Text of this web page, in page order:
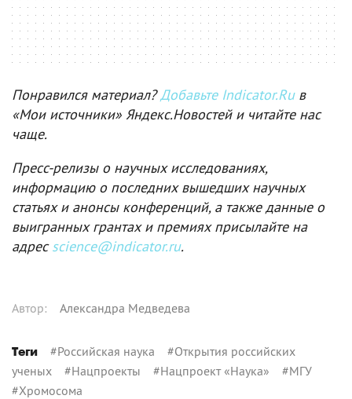
Понравился материал?Добавьте Indicator.Ruв
«Мои источники» Яндекс.Новостей и читайте нас
чаще.
Пресс-релизы о научных исследованиях,
информацию о последних вышедших научных
статьях и анонсы конференций, а также данные о
выигранных грантах и премиях присылайте на
адресscience@indicator.ru.
Автор: Александра Медведева
Теги #Российская наука #Открытия российских
ученых #Нацпроекты #Нацпроект «Наука» #МГУ
#Хромосома